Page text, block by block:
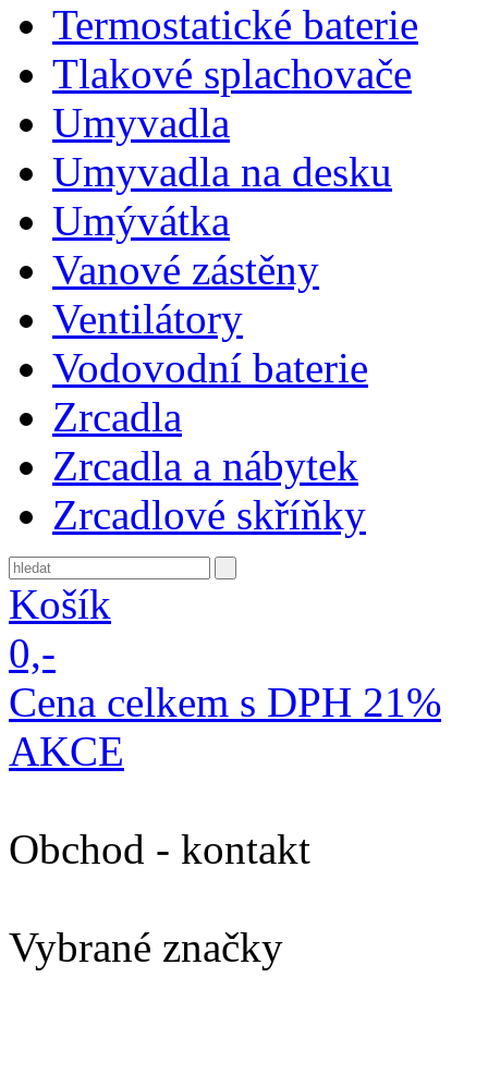
Termostatické baterie
Tlakové splachovače
Umyvadla
Umyvadla na desku
Umývátka
Vanové zástěny
Ventilátory
Vodovodní baterie
Zrcadla
Zrcadla a nábytek
Zrcadlové skříňky
Košík
0,-
Cena celkem s DPH 21%
AKCE
Obchod - kontakt
Vybrané značky